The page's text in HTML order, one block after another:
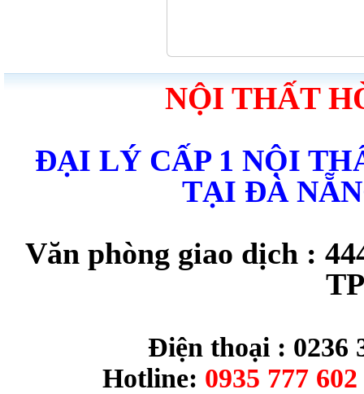
NỘI THẤT
ĐẠI LÝ CẤP 1 NỘI
TẠI ĐÀ
Văn phòng giao dịch :
Điện thoại : 0236
Hotline: 0935 777